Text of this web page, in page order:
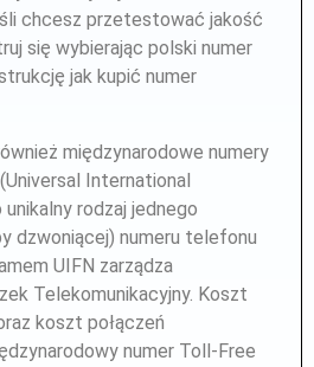
chcesz przetestować jakość
się wybierając polski numer
jak kupić numer
międzynarodowe numery
International
rodzaj jednego
dzwoniącej) numeru telefonu
UIFN zarządza
Telekomunikacyjny. Koszt
koszt połączeń
numer Toll-Free